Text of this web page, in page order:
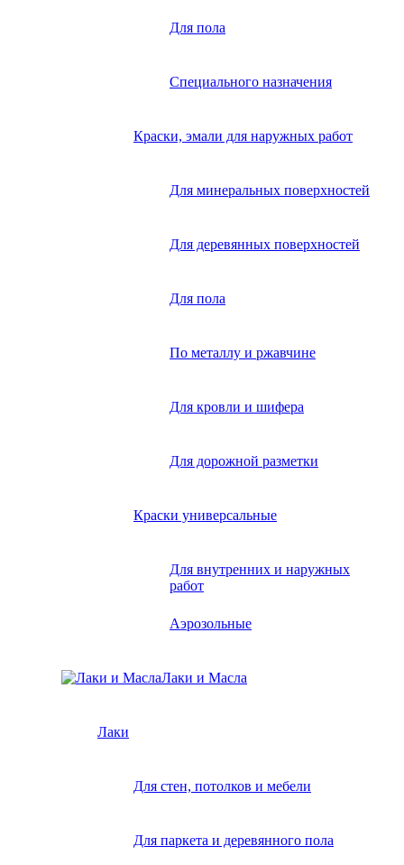
Для пола
Специального назначения
Краски, эмали для наружных работ
Для минеральных поверхностей
Для деревянных поверхностей
Для пола
По металлу и ржавчине
Для кровли и шифера
Для дорожной разметки
Краски универсальные
Для внутренних и наружных
работ
Аэрозольные
Лаки и Масла
Лаки
Для стен, потолков и мебели
Для паркета и деревянного пола